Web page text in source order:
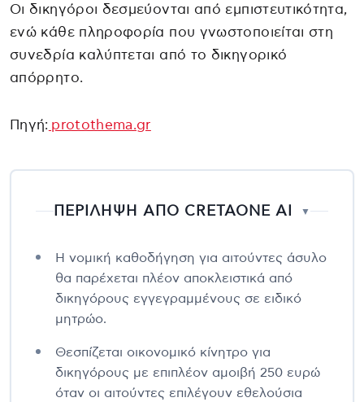
Οι δικηγόροι δεσμεύονται από εμπιστευτικότητα,
ενώ κάθε πληροφορία που γνωστοποιείται στη
συνεδρία καλύπτεται από το δικηγορικό
απόρρητο.
Πηγή: protothema.gr
ΠΕΡΙΛΗΨΗ ΑΠΟ CRETAONE AI ▼
Η νομική καθοδήγηση για αιτούντες άσυλο
θα παρέχεται πλέον αποκλειστικά από
δικηγόρους εγγεγραμμένους σε ειδικό
μητρώο.
Θεσπίζεται οικονομικό κίνητρο για
δικηγόρους με επιπλέον αμοιβή 250 ευρώ
όταν οι αιτούντες επιλέγουν εθελούσια